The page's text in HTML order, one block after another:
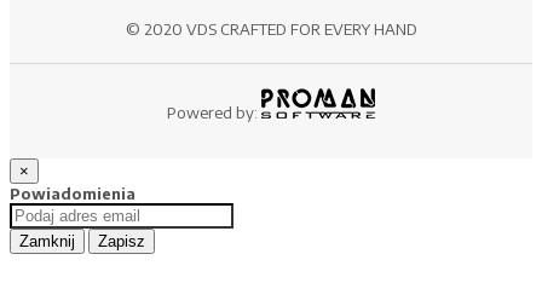
© 2020 VDS CRAFTED FOR EVERY HAND
Powered by:
×
Powiadomienia
Zamknij Zapisz